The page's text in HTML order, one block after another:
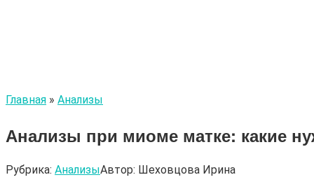
Главная » Анализы
Анализы при миоме матке: какие
Рубрика: АнализыАвтор: Шеховцова Ирина